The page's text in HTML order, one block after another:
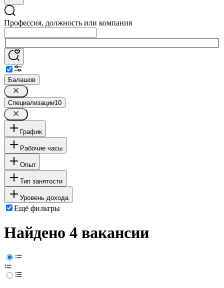
Профессия, должность или компания
Балашов
Специализации10
График
Рабочие часы
Опыт
Тип занятости
Уровень дохода
Ещё фильтры
Найдено 4 вакансии